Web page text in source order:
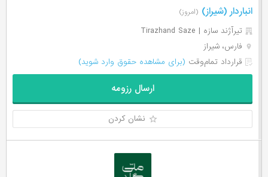
انباردار (شیراز) (امروز)
تیرآژند سازه | Tirazhand Saze
فارس، شیراز
قرارداد تمام‌وقت (برای مشاهده حقوق وارد شوید)
ارسال رزومه
نشان کردن